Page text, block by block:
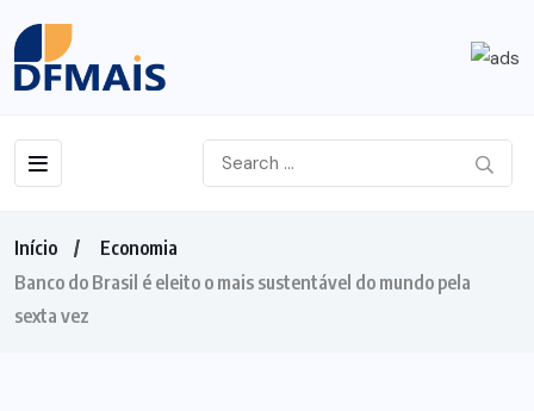
Início
Economia
Banco do Brasil é eleito o mais sustentável do mundo pela
sexta vez